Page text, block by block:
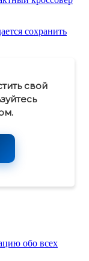
сохранить
свой
обо всех